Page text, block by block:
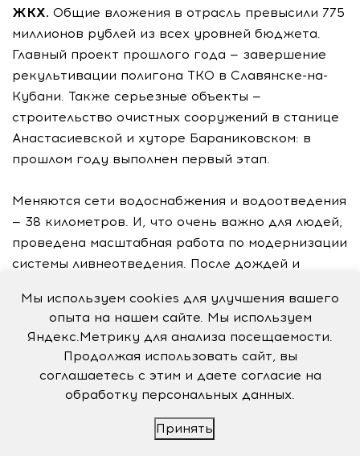
ЖКХ. Общие вложения в отрасль превысили 775
миллионов рублей из всех уровней бюджета.
Главный проект прошлого года — завершение
рекультивации полигона ТКО в Славянске-на-
Кубани. Также серьезные объекты —
строительство очистных сооружений в станице
Анастасиевской и хуторе Бараниковском: в
прошлом году выполнен первый этап.
Меняются сети водоснабжения и водоотведения
— 38 километров. И, что очень важно для людей,
проведена масштабная работа по модернизации
системы ливнеотведения. После дождей и
помощь в решении этой проблемы оказала
краевая администрация, выделив
муниципалитету более 250 миллионов рублей из
Мы используем cookies для улучшения вашего
опыта на нашем сайте. Мы используем
Яндекс.Метрику для анализа посещаемости.
Продолжая использовать сайт, вы
соглашаетесь с этим и даете согласие на
обработку персональных данных.
Принять